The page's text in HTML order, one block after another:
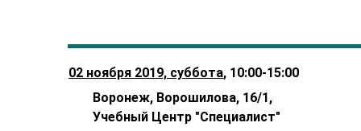
02 ноября 2019, суббота, 10:00-15:00
Воронеж, Ворошилова, 16/1,
Учебный Центр "Специалист"